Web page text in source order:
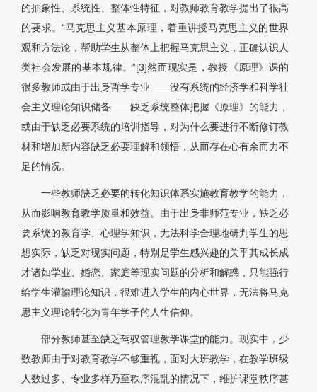
的抽象性、系统性、整体性特征，对教师教育教学提出了很高
的要求。“马克思主义基本原理，着重讲授马克思主义的世界
观和方法论，帮助学生从整体上把握马克思主义，正确认识人
类社会发展的基本规律。”[3]然而现实是，教授《原理》课的
很多教师或由于出身哲学专业——没有系统的经济学和科学社
会主义理论知识储备——缺乏系统整体把握《原理》的能力，
或由于缺乏必要系统的培训指导，对为什么要进行不断修订教
材和增加新内容缺乏必要理解和领悟，从而存在心有余而力不
足的情况。
一些教师缺乏必要的转化知识体系实施教育教学的能力，
从而影响教育教学质量和效益。由于出身非师范专业，缺乏必
要系统的教育学、心理学知识，无法科学合理地研判学生的思
想实际，缺乏对现实问题，特别是学生感兴趣的关乎其成长成
才诸如学业、婚恋、家庭等现实问题的分析和解惑，只能强行
给学生灌输理论知识，很难进入学生的内心世界，无法将马克
思主义理论转化为青年学子的人生信仰。
部分教师甚至缺乏驾驭管理教学课堂的能力。现实中，少
数教师由于对教育教学不够重视，面对大班教学，在教学班级
人数过多、专业多样乃至秩序混乱的情况下，维护课堂秩序甚